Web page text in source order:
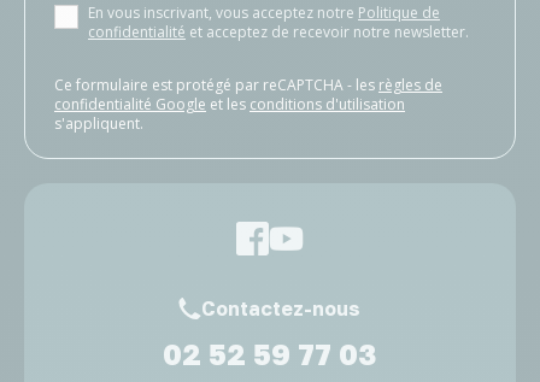
En vous inscrivant, vous acceptez notre Politique de
confidentialité et acceptez de recevoir notre newsletter.
Ce formulaire est protégé par reCAPTCHA - les règles de
confidentialité Google et les conditions d'utilisation
s'appliquent.
Contactez-nous
02 52 59 77 03